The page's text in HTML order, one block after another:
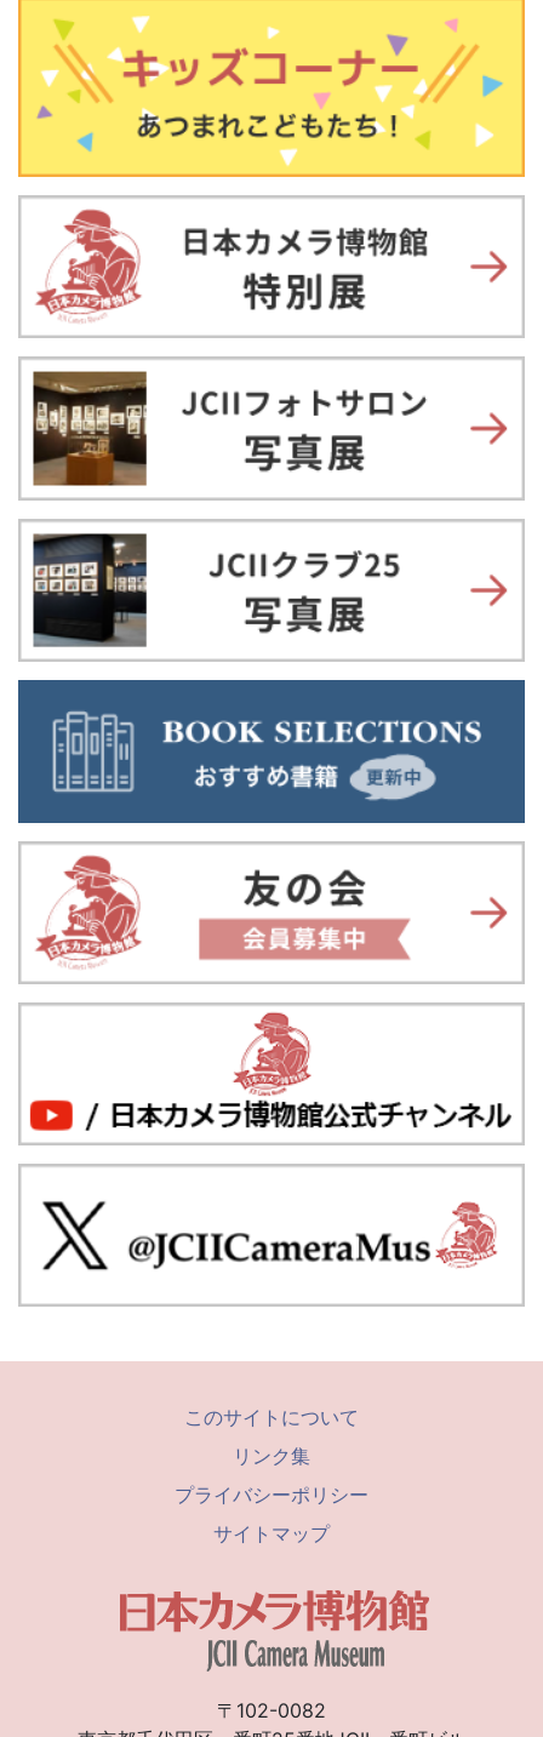
このサイトについて
リンク集
プライバシーポリシー
サイトマップ
〒102-0082